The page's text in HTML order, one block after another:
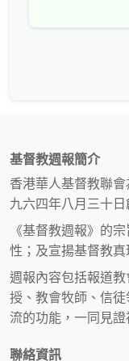
基督教週報簡介
香港華人基督教聯
九六四年八月三十
《基督教週報》的
性；及宣揚基督教真
週報內容包括報道
授、教會牧師、信
流的功能，一同見證
聯絡資訊